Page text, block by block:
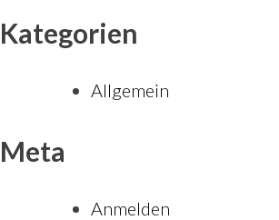
Kategorien
Allgemein
Meta
Anmelden